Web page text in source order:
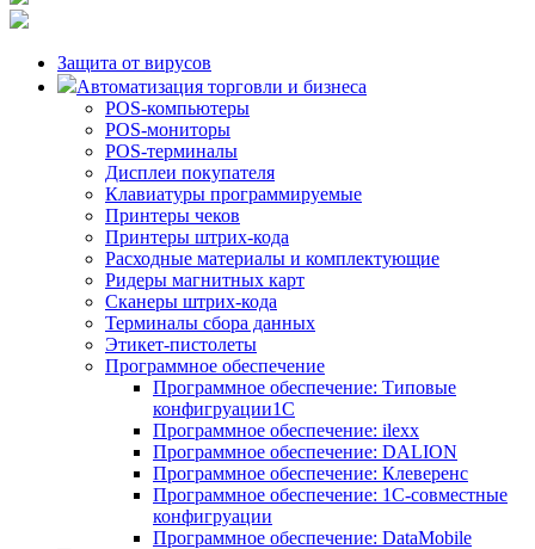
Защита от вирусов
Автоматизация торговли и бизнеса
POS-компьютеры
POS-мониторы
POS-терминалы
Дисплеи покупателя
Клавиатуры программируемые
Принтеры чеков
Принтеры штрих-кода
Расходные материалы и комплектующие
Ридеры магнитных карт
Сканеры штрих-кода
Терминалы сбора данных
Этикет-пистолеты
Программное обеспечение
Программное обеспечение: Типовые
конфигруации1С
Программное обеспечение: ilexx
Программное обеспечение: DALION
Программное обеспечение: Клеверенс
Программное обеспечение: 1С-совместные
конфигруации
Программное обеспечение: DataMobile